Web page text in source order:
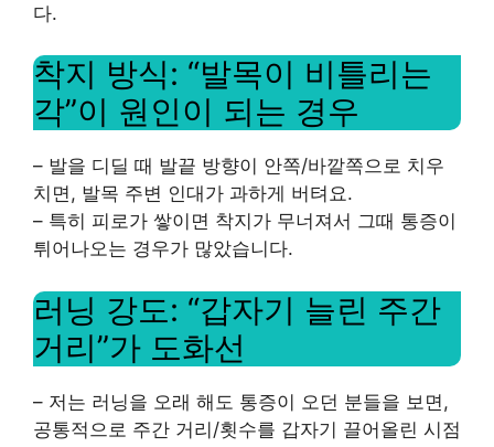
다.
착지 방식: “발목이 비틀리는
각”이 원인이 되는 경우
– 발을 디딜 때 발끝 방향이 안쪽/바깥쪽으로 치우
치면, 발목 주변 인대가 과하게 버텨요.
– 특히 피로가 쌓이면 착지가 무너져서 그때 통증이
튀어나오는 경우가 많았습니다.
러닝 강도: “갑자기 늘린 주간
거리”가 도화선
– 저는 러닝을 오래 해도 통증이 오던 분들을 보면,
공통적으로 주간 거리/횟수를 갑자기 끌어올린 시점